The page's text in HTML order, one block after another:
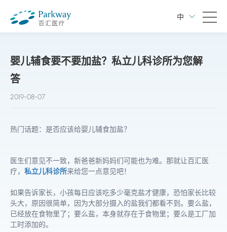
中
婴儿辅食要不要加盐？私立儿科诊所为您解
答
2019-08-07
热门话题：是否应该给婴儿辅食加盐？
医生们意见不一致，新爸爸新妈妈们可能也为难。那就让百汇医
疗， 私立儿科诊所来给您一点意见吧！
如果告诉家长，小孩每日应该吃多少毫克盐才健康，恐怕家长比较
头大，原因很简单，因为大部分摄入的盐我们都看不到。要么盐，
已经放在食物里了；要么盐，本身就存在于食物里；要么是工厂加
工时添加的。